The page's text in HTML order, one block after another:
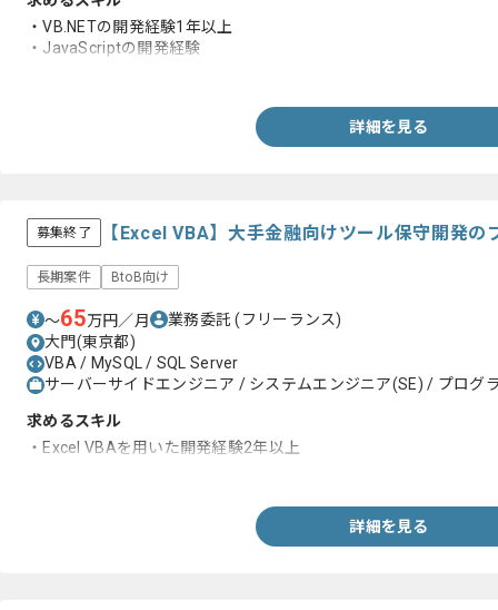
・VB.NETの開発経験1年以上
・JavaScriptの開発経験
詳細を見る
募集終了 【Excel VBA】大手金融向けツール保守開発の
長期案件 BtoB向け
〜65万円／月 業務委託(フリーランス)
大門(東京都)
VBA / MySQL / SQL Server
サーバーサイドエンジニア / システムエンジニア(SE) / プログ
求めるスキル
・Excel VBAを用いた開発経験2年以上
詳細を見る